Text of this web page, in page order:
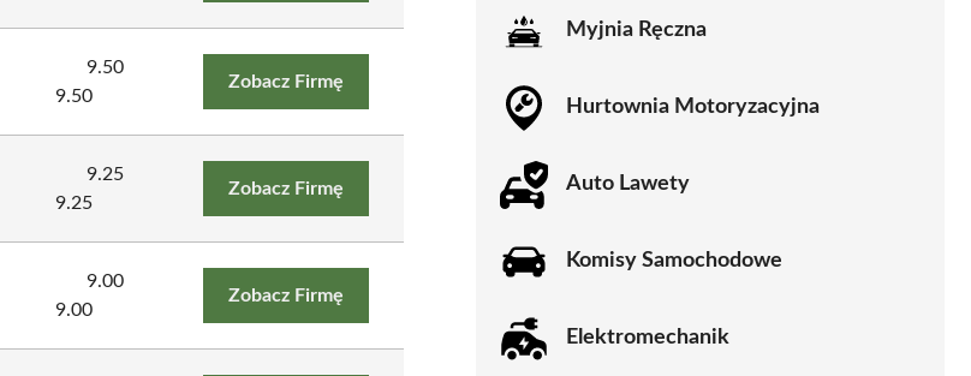
9.50
9.50
Zobacz Firmę
9.25
9.25
Zobacz Firmę
9.00
9.00
Zobacz Firmę
Myjnia Ręczna
Hurtownia Motoryzacyjna
Auto Lawety
Komisy Samochodowe
Elektromechanik